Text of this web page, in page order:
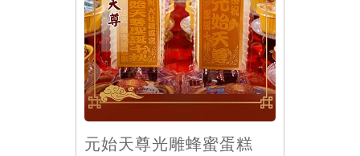
元始天尊光雕蜂蜜蛋糕